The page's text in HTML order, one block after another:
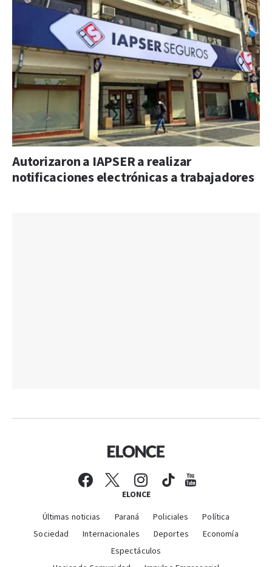
Autorizaron a IAPSER a realizar
notificaciones electrónicas a trabajadores
ELONCE
Últimas noticias Paraná Policiales
Política
Sociedad
Internacionales Deportes
Economía
Espectáculos